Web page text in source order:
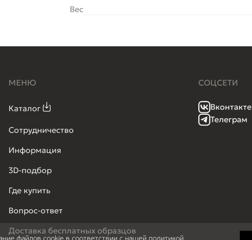
Вес
МЕНЮ
Каталог
Сотрудничество
Информация
3D-подбор
Где купить
Вопрос-ответ
Доставка бесплатных образцов
СОЦСЕТИ
Вконтакте
Телеграм
файлов cookie в соответствии с нашей политикой